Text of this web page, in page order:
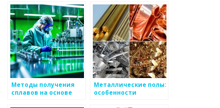
имплантации и
авиационном
производстве
Методы получения
сплавов на основе
Металлические полы:
особенности